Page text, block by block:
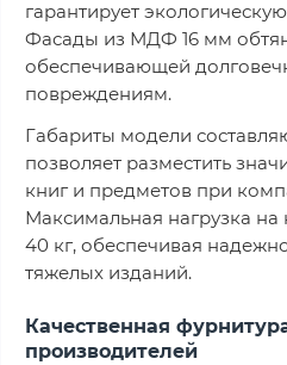
гарантирует
Фасады из МДФ 16 мм
обеспечивающей
повреждениям.
Габариты модели
позволяет разместить
книг и предметов при
Максимальная нагрузка на
40 кг, обеспечивая
тяжелых изданий.
Качественная
производителей